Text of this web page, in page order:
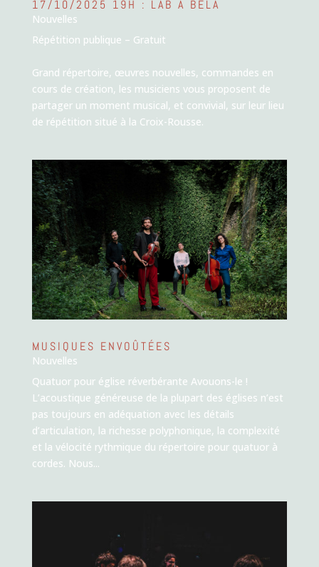
17/10/2025 19H : LAB À BÉLA
Nouvelles
Répétition publique – Gratuit
Grand répertoire, œuvres nouvelles, commandes en
cours de création, les musiciens vous proposent de
partager un moment musical, et convivial, sur leur lieu
de répétition situé à la Croix-Rousse.
MUSIQUES ENVOÛTÉES
Nouvelles
Quatuor pour église réverbérante Avouons-le !
L’acoustique généreuse de la plupart des églises n’est
pas toujours en adéquation avec les détails
d’articulation, la richesse polyphonique, la complexité
et la vélocité rythmique du répertoire pour quatuor à
cordes. Nous...